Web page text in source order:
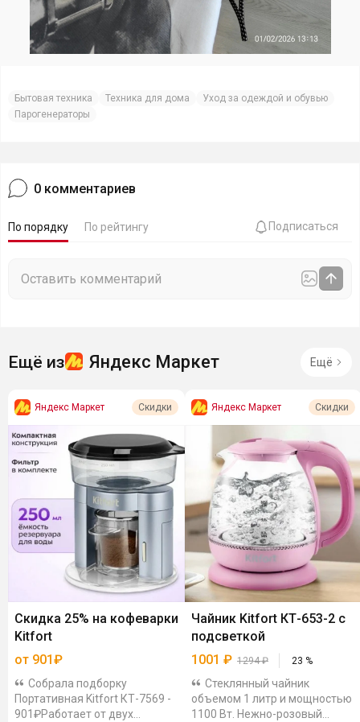
Бытовая техника Техника для дома
Уход за одеждой и обувью
Парогенераторы
0 комментариев
По порядку По рейтингу Подписаться
Ещё из Яндекс Маркет Ещё
Яндекс Маркет Скидки
Скидка 25% на кофеварки
Kitfort
от 901₽
Собрала подборку
Портативная Kitfort КТ-7569 -
901₽Работает от двух
Яндекс Маркет Скидки
Чайник Kitfort КТ-653-2 с
подсветкой
1001 ₽ 1294₽ 23 %
Стеклянный чайник
объемом 1 литр и мощностью
1100 Вт. Нежно-розовый